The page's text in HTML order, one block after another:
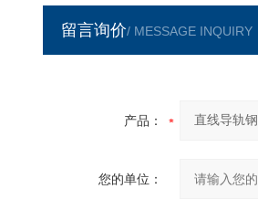
留言询价/ MESSAGE INQUIRY
产品：
您的单位：